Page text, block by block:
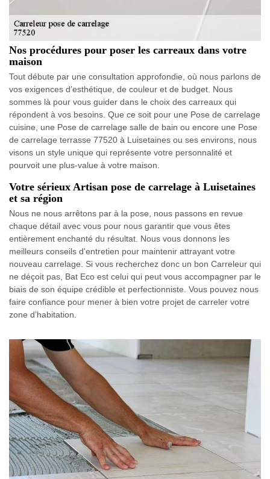
Nos procédures pour poser les carreaux dans votre
maison
Tout débute par une consultation approfondie, où nous parlons de
vos exigences d’esthétique, de couleur et de budget. Nous
sommes là pour vous guider dans le choix des carreaux qui
répondent à vos besoins. Que ce soit pour une Pose de carrelage
cuisine, une Pose de carrelage salle de bain ou encore une Pose
de carrelage terrasse 77520 à Luisetaines ou ses environs, nous
visons un style unique qui représente votre personnalité et
pourvoit une plus-value à votre maison.
Votre sérieux Artisan pose de carrelage à Luisetaines
et sa région
Nous ne nous arrêtons par à la pose, nous passons en revue
chaque détail avec vous pour nous garantir que vous êtes
entièrement enchanté du résultat. Nous vous donnons les
meilleurs conseils d'entretien pour maintenir attrayant votre
nouveau carrelage. Si vous recherchez donc un bon Carreleur qui
ne déçoit pas, Bat Eco est celui qui peut vous accompagner par le
biais de son équipe crédible et perfectionniste. Vous pouvez nous
faire confiance pour mener à bien votre projet de carreler votre
zone d’habitation.